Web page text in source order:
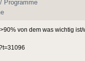
Programme
von dem was wichtig ist/